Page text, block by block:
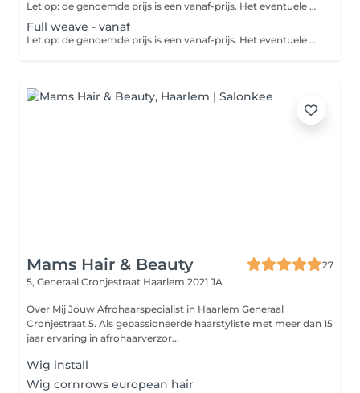
Let op: de genoemde prijs is een vanaf-prijs. Het eventuele prijsverschil wordt verrekend in de salon. Bij deze methode wordt er gebruik gemaakt van kleine ringetjes in de kleur van je haar. Vervolgens wordt een plukje van je eigen haar samen met een extension door het ringetje getrokken met een speciale naald. Daarna wordt het ringetje dicht bij de hoofdhuid dichtgeknepen.
Full weave - vanaf
Let op: de genoemde prijs is een vanaf-prijs. Het eventuele prijsverschil wordt verrekend in de salon. Hierbij wordt je eigen haar tegen je hoofdhuid ingevlochten. Vervolgens worden met naald en draad de strengen hieraan vastgemaakt.
Mams Hair & Beauty
27
5, Generaal Cronjestraat Haarlem 2021 JA
Over Mij Jouw Afrohaarspecialist in Haarlem Generaal
Cronjestraat 5. Als gepassioneerde haarstyliste met meer dan 15
jaar ervaring in afrohaarverzor...
Wig install
Wig cornrows european hair